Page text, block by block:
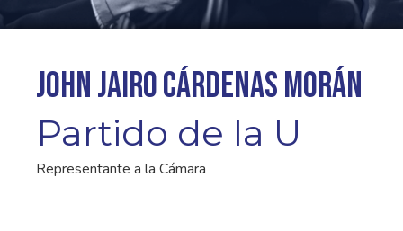
John Jairo Cárdenas Morán
Partido de la U
Representante a la Cámara